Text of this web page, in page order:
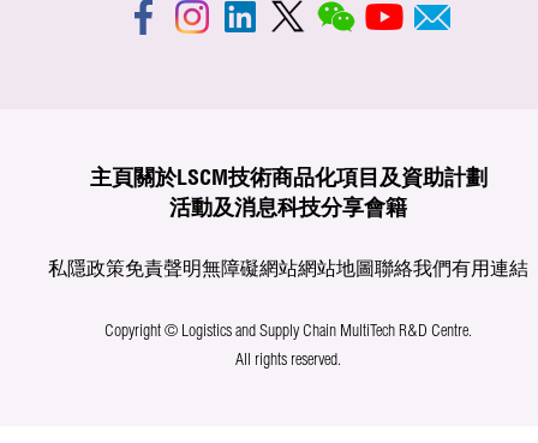
主頁 關於LSCM技術商品化項目及資助計劃
活動及消息科技分享會籍
私隱政策免責聲明無障礙網站網站地圖聯絡我們有用連結
Copyright © Logistics and Supply Chain MultiTech R&D Centre.
All rights reserved.